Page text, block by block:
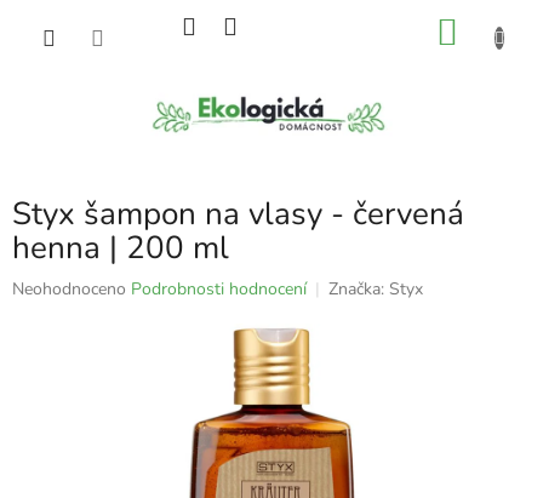
Styx šampon na vlasy - červená
henna | 200 ml
Průměrné
Neohodnoceno Podrobnosti hodnocení Značka: Styx